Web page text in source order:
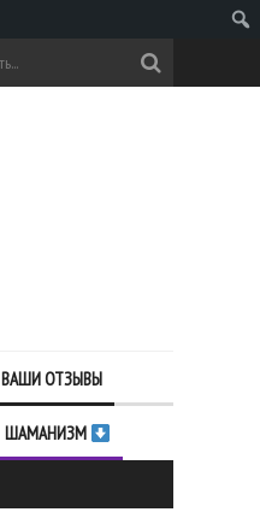
ВАШИ ОТЗЫВЫ
ШАМАНИЗМ